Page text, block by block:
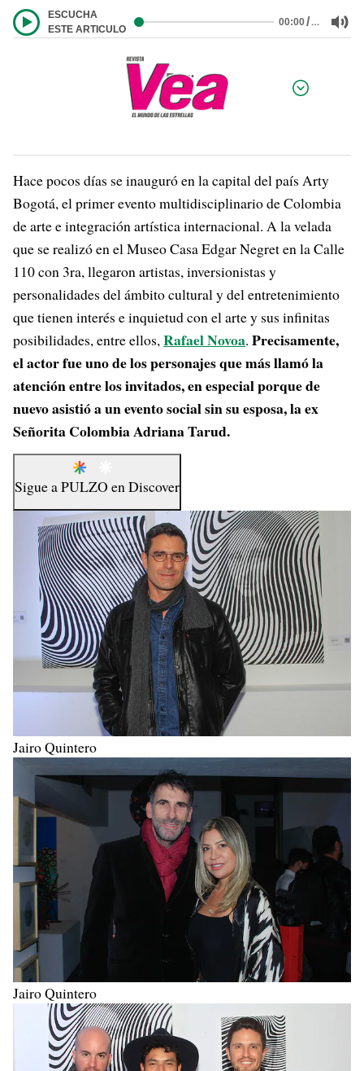
ESCUCHA
ESTE ARTICULO
00:00/…
Por:
Hace pocos días se inauguró en la capital del país Arty
Bogotá, el primer evento multidisciplinario de Colombia
de arte e integración artística internacional. A la velada
que se realizó en el Museo Casa Edgar Negret en la Calle
110 con 3ra, llegaron artistas, inversionistas y
personalidades del ámbito cultural y del entretenimiento
que tienen interés e inquietud con el arte y sus infinitas
posibilidades, entre ellos,Rafael Novoa. Precisamente,
el actor fue uno de los personajes que más llamó la
atención entre los invitados, en especial porque de
nuevo asistió a un evento social sin su esposa, la ex
Señorita Colombia Adriana Tarud.
Sigue aPULZO enDiscover
Jairo Quintero
Jairo Quintero